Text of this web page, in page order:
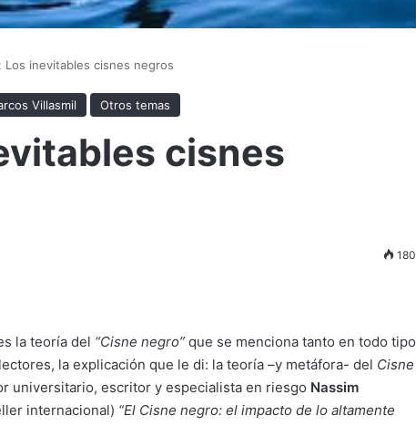
Los inevitables cisnes negros
Villasmil Otros temas
cisnes
180
la teoría del “Cisne negro” que se menciona tanto en todo tipo
la explicación que le di: la teoría –y metáfora- del Cisne
universitario, escritor y especialista en riesgo Nassim
internacional) “El Cisne negro: el impacto de lo altamente